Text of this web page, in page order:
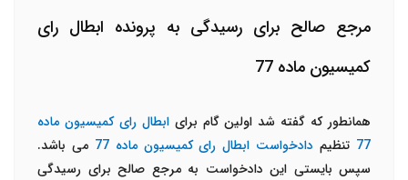
مرجع صالح برای رسیدگی به پرونده ابطال رای
کمیسیون ماده 77
همانطور که گفته شد اولین گام برایابطال رای کمیسیون ماده
77 تنظیم دادخواست ابطال رای کمیسیون ماده 77
می باشد.
سپس بایستی این دادخواست به مرجع صالح برای رسیدگی